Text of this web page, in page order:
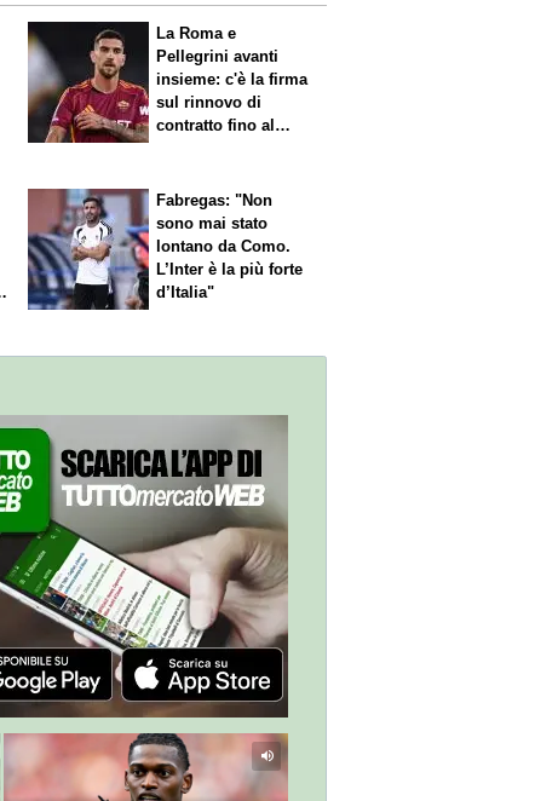
La Roma e
Pellegrini avanti
insieme: c'è la firma
sul rinnovo di
contratto fino al
Fabregas: "Non
sono mai stato
lontano da Como.
L’Inter è la più forte
d’Italia"